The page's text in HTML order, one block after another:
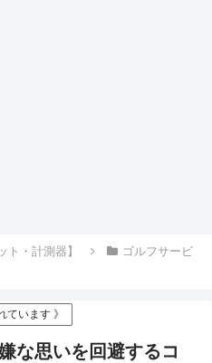
ト・計測器】
ゴルフサービ
ています 》
な思いを回避するコ